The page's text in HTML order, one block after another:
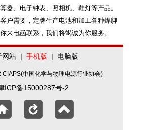
器、电子钟表、照相机、鞋灯等产品。
户需要，定牌生产电池和加工各种焊脚
来电函联系，我们将竭诚为你服务。
网站 | 手机版 | 电脑版
CIAPS(中国化学与物理电源行业协会)
ICP备15000287号-2